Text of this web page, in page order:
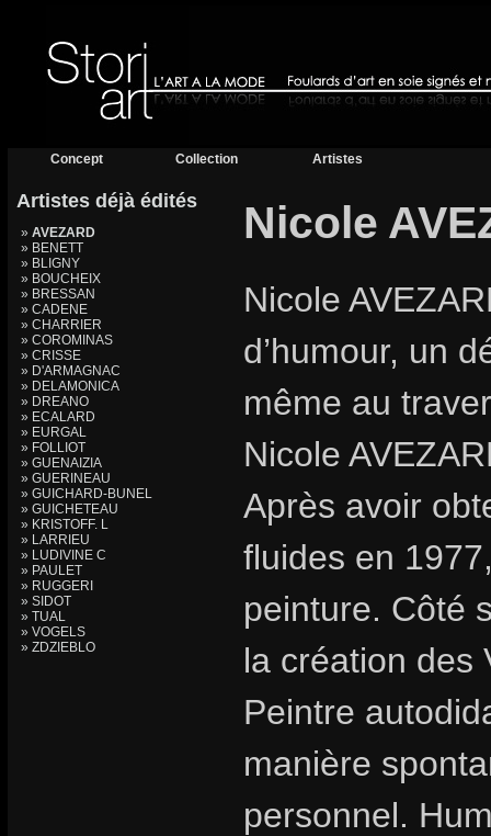
Concept Collection Artistes
Artistes déjà édités
» AVEZARD
» BENETT
» BLIGNY
» BOUCHEIX
» BRESSAN
» CADENE
» CHARRIER
» COROMINAS
» CRISSE
» D'ARMAGNAC
» DELAMONICA
» DREANO
» ECALARD
» EURGAL
» FOLLIOT
» GUENAIZIA
» GUERINEAU
» GUICHARD-BUNEL
» GUICHETEAU
» KRISTOFF. L
» LARRIEU
» LUDIVINE C
» PAULET
» RUGGERI
» SIDOT
» TUAL
» VOGELS
» ZDZIEBLO
Nicole
Nicole
d’humour, un
même au
Nicole
Après avoir
fluides en
peinture. Côté
la création des
Peintre
manière
personnel.